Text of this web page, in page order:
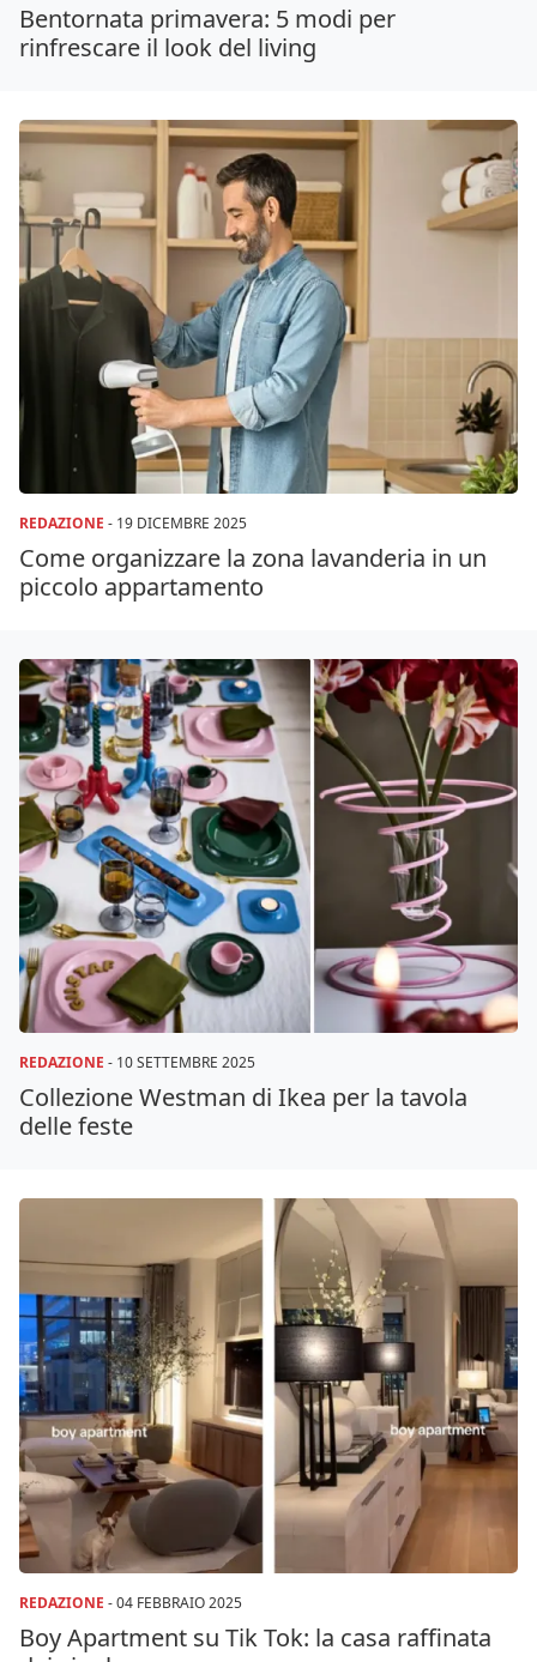
Bentornata primavera: 5 modi per
rinfrescare il look del living
REDAZIONE - 19 DICEMBRE 2025
Come organizzare la zona lavanderia in un
piccolo appartamento
REDAZIONE - 10 SETTEMBRE 2025
Collezione Westman di Ikea per la tavola
delle feste
REDAZIONE -04 FEBBRAIO 2025
Boy Apartment su Tik Tok: la casa raffinata